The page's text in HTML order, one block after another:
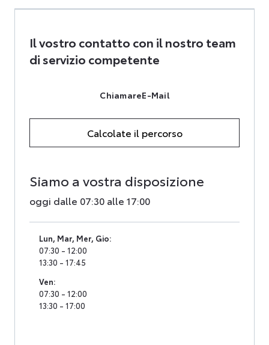
Il vostro contatto con il nostro team
di servizio competente
ChiamareE-Mail
Calcolate il percorso
Siamo a vostra disposizione
oggi dalle 07:30 alle 17:00
Lun, Mar, Mer, Gio:
07:30 - 12:00
13:30 - 17:45
Ven:
07:30 - 12:00
13:30 - 17:00